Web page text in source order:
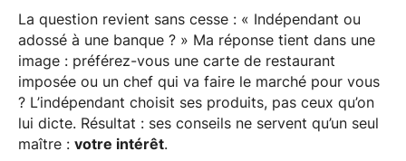
La question revient sans cesse : « Indépendant ou
adossé à une banque ? » Ma réponse tient dans une
image : préférez-vous une carte de restaurant
imposée ou un chef qui va faire le marché pour vous
? L’indépendant choisit ses produits, pas ceux qu’on
lui dicte. Résultat : ses conseils ne servent qu’un seul
maître : votre intérêt.